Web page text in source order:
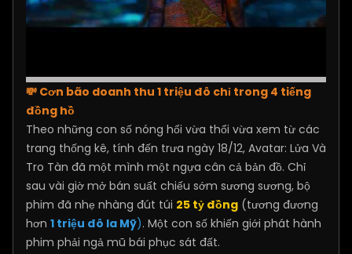
💸 Cơn bão doanh thu 1 triệu đô chỉ trong 4 tiếng
đồng hồ
Theo những con số nóng hổi vừa thổi vừa xem từ các
trang thống kê, tính đến trưa ngày 18/12, Avatar: Lửa Và
Tro Tàn đã một mình một ngựa cân cả bản đồ. Chỉ
sau vài giờ mở bán suất chiếu sớm sương sương, bộ
phim đã nhẹ nhàng đút túi 25 tỷ đồng (tương đương
hơn 1 triệu đô la Mỹ). Một con số khiến giới phát hành
phim phải ngả mũ bái phục sát đất.